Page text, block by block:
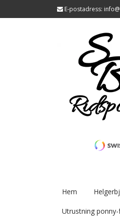
E-postadress:
Hem
Utrustning